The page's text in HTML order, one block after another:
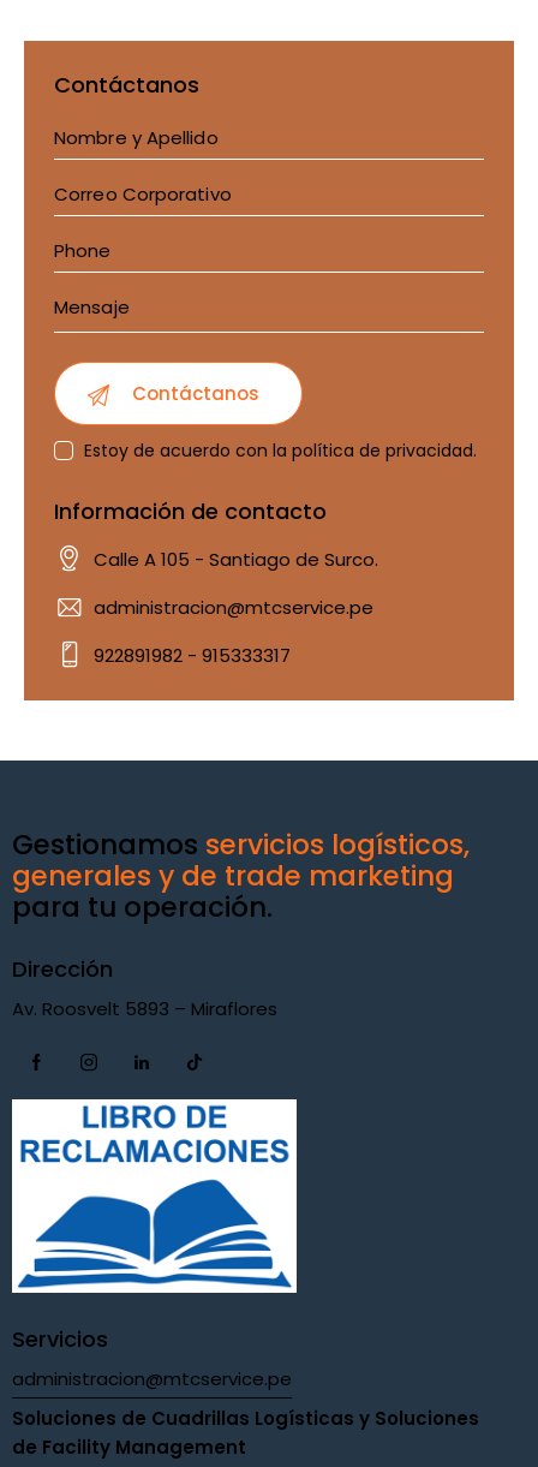
Contáctanos
Estoy de acuerdo con lapolítica de privacidad.
Información de contacto
Calle A 105 - Santiago de Surco.
administracion@mtcservice.pe
922891982 - 915333317
Gestionamos servicios logísticos,
generales y de trade marketing
para tu operación.
Dirección
Av. Roosvelt 5893 – Miraflores
Servicios
administracion@mtcservice.pe
Soluciones de Cuadrillas Logísticas y Soluciones
de Facility Management